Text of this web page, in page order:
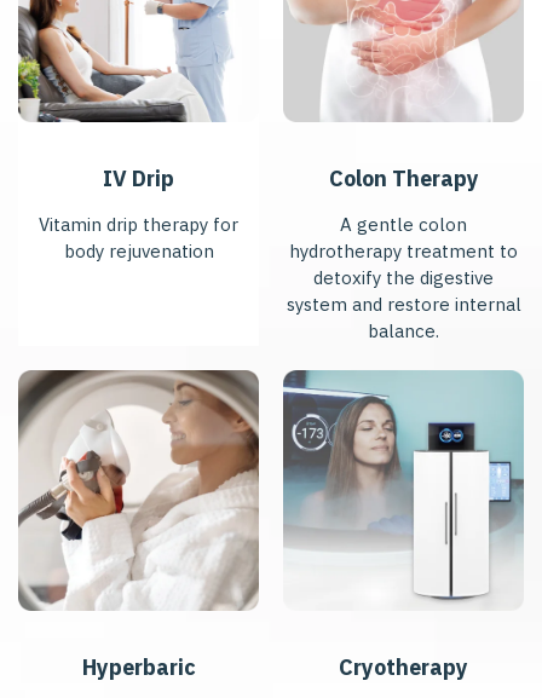
IV Drip
Vitamin drip therapy for
body rejuvenation
Colon Therapy
A gentle colon
hydrotherapy treatment to
detoxify the digestive
system and restore internal
balance.
Hyperbaric Cryotherapy